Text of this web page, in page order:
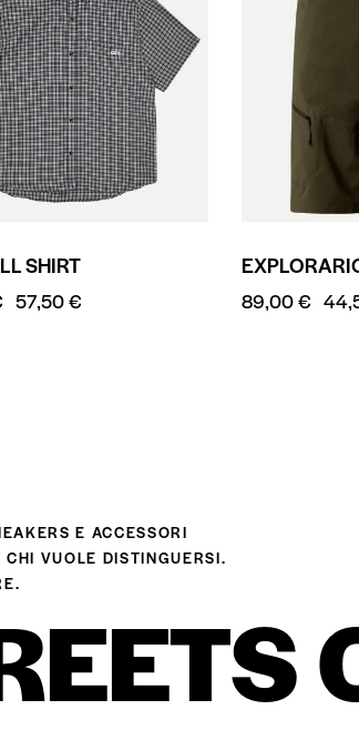
SHIRT
57,50€ 89,00€
E ACCESSORI
VUOLE DISTINGUERSI.